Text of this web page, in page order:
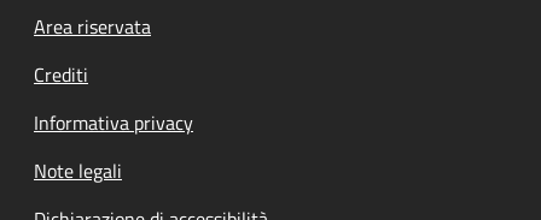
Footer menu
Area riservata
Crediti
Informativa privacy
Note legali